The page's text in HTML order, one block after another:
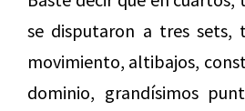
se disputaron a tres sets,
movimiento, altibajos,
dominio, grandísimos